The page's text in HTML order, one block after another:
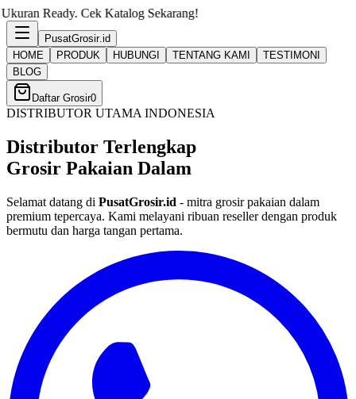
Katalog Sekarang!
PusatGrosir.id
HOME
PRODUK HUBUNGI TENTANG KAMI
TESTIMONI
BLOG
Daftar Grosir0
DISTRIBUTOR UTAMA INDONESIA
Distributor Terlengkap
Grosir Pakaian Dalam
Selamat datang di PusatGrosir.id - mitra grosir pakaian dalam
premium tepercaya. Kami melayani ribuan reseller dengan produk
bermutu dan harga tangan pertama.